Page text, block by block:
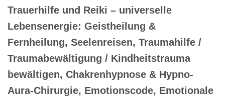
Trauerhilfe und Reiki – universelle
Lebensenergie: Geistheilung &
Fernheilung, Seelenreisen, Traumahilfe /
Traumabewältigung / Kindheitstrauma
bewältigen, Chakrenhypnose & Hypno-
Aura-Chirurgie, Emotionscode, Emotionale